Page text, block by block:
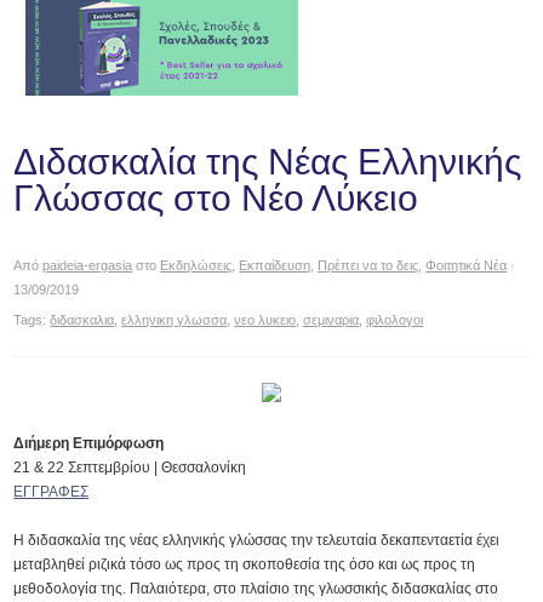
Διδασκαλία της Νέας Ελληνικής
Γλώσσας στο Νέο Λύκειο
Απόpaideia-ergasia στο Εκδηλώσεις Εκπαίδευση Πρέπει να το δεις ,Φοιτητικά Νέα ·
13/09/2019
Tags:διδασκαλια ,ελληνικη γλωσσα ,νεο λυκειο ,σεμιναρια ,φιλολογοι
Διήμερη Επιμόρφωση
21 & 22 Σεπτεμβρίου | Θεσσαλονίκη
ΕΓΓΡΑΦΕΣ
Η διδασκαλία της νέας ελληνικής γλώσσας την τελευταία δεκαπενταετία έχει
μεταβληθεί ριζικά τόσο ως προς τη σκοποθεσία της όσο και ως προς τη
μεθοδολογία της. Παλαιότερα, στο πλαίσιο της γλωσσικής διδασκαλίας στο